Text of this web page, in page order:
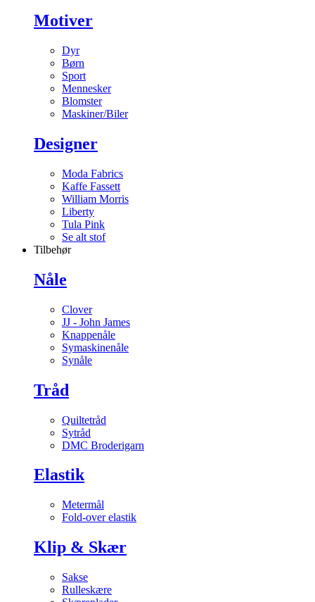
Motiver
Dyr
Børn
Sport
Mennesker
Blomster
Maskiner/Biler
Designer
Moda Fabrics
Kaffe Fassett
William Morris
Liberty
Tula Pink
Se alt stof
Tilbehør
Nåle
Clover
JJ - John James
Knappenåle
Symaskinenåle
Synåle
Tråd
Quiltetråd
Sytråd
DMC Broderigarn
Elastik
Metermål
Fold-over elastik
Klip & Skær
Sakse
Rulleskære